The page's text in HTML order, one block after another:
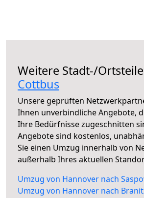
Weitere Stadt-/
Cottbus
Unsere geprüften
Ihnen unverbindliche Angebote,
Ihre Bedürfnisse zugeschnitten
Angebote sind kostenlos,
Sie einen Umzug innerhalb von
außerhalb Ihres aktuellen
Umzug von Hannover nach
Umzug von Hannover nach